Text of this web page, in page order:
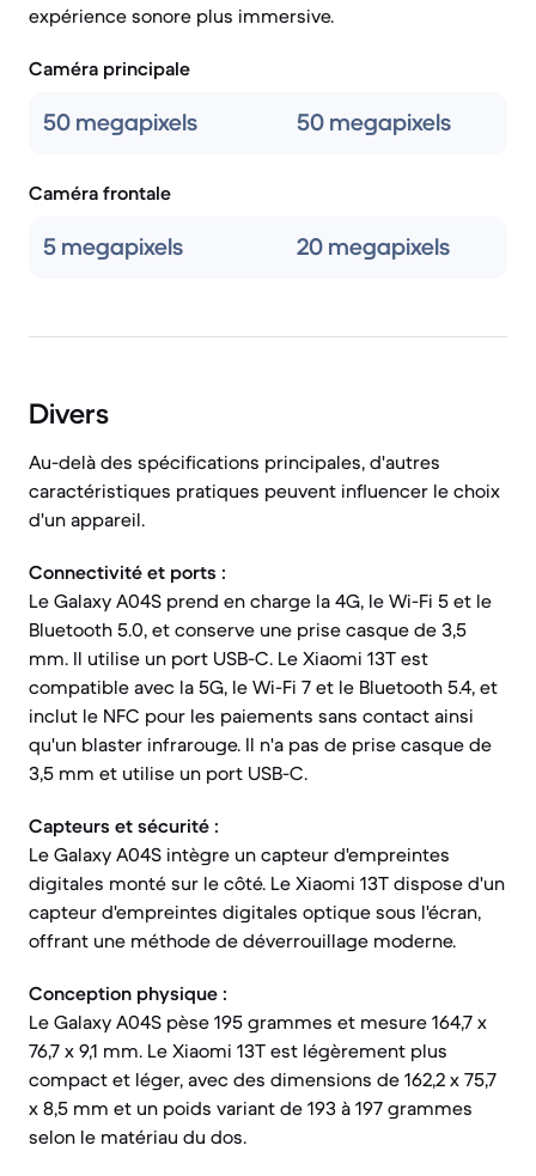
expérience sonore plus immersive.
Caméra principale
50 megapixels 50 megapixels
Caméra frontale
5 megapixels 20 megapixels
Divers
Au-delà des spécifications principales, d'autres
caractéristiques pratiques peuvent influencer le choix
d'un appareil.
Connectivité et ports :
Le Galaxy A04S prend en charge la 4G, le Wi-Fi 5 et le
Bluetooth 5.0, et conserve une prise casque de 3,5
mm. Il utilise un port USB-C. Le Xiaomi 13T est
compatible avec la 5G, le Wi-Fi 7 et le Bluetooth 5.4, et
inclut le NFC pour les paiements sans contact ainsi
qu'un blaster infrarouge. Il n'a pas de prise casque de
3,5 mm et utilise un port USB-C.
Capteurs et sécurité :
Le Galaxy A04S intègre un capteur d'empreintes
digitales monté sur le côté. Le Xiaomi 13T dispose d'un
capteur d'empreintes digitales optique sous l'écran,
offrant une méthode de déverrouillage moderne.
Conception physique :
Le Galaxy A04S pèse 195 grammes et mesure 164,7 x
76,7 x 9,1 mm. Le Xiaomi 13T est légèrement plus
compact et léger, avec des dimensions de 162,2 x 75,7
x 8,5 mm et un poids variant de 193 à 197 grammes
selon le matériau du dos.